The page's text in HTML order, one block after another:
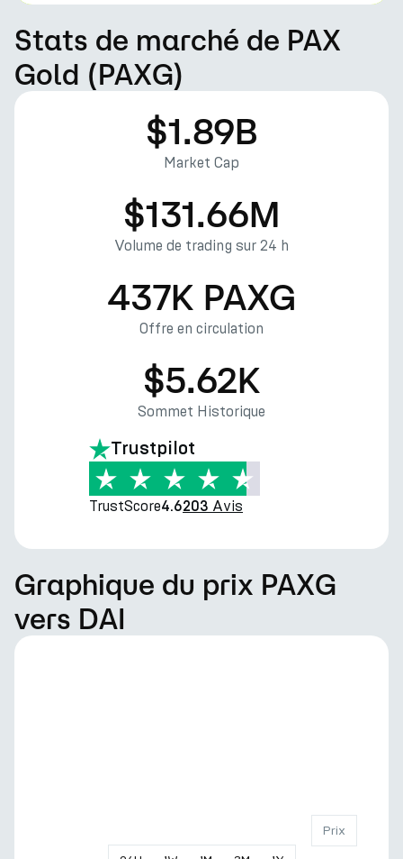
Stats de marché de PAX
Gold (PAXG)
$1.89B
Market Cap
$131.66M
Volume de trading sur 24 h
437K PAXG
Offre en circulation
$5.62K
Sommet Historique
Trustpilot
TrustScore4.6203 Avis
Graphique du prix PAXG
vers DAI
Prix